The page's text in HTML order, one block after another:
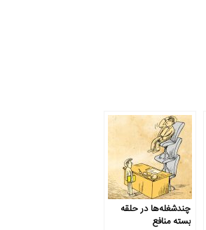
چندشغله‌ها در حلقه
بسته منافع